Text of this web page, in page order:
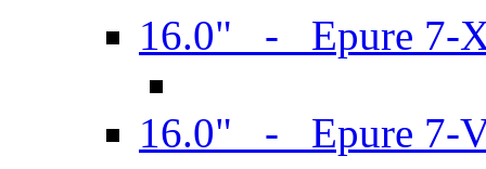
16.0" - Epure 7-
16.0" - Epure 7-